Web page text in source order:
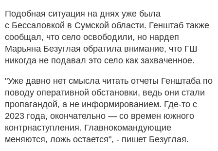
Подобная ситуация на днях уже была
с Бессаловкой в Сумской области. Генштаб также
сообщал, что село освободили, но нардеп
Марьяна Безуглая обратила внимание, что ГШ
никогда не подавал это село как захваченное.
"Уже давно нет смысла читать отчеты Генштаба по
поводу оперативной обстановки, ведь они стали
пропагандой, а не информированием. Где-то с
2023 года, окончательно — со времен южного
контрнаступления. Главнокомандующие
меняются, ложь остается", - пишет Безуглая.